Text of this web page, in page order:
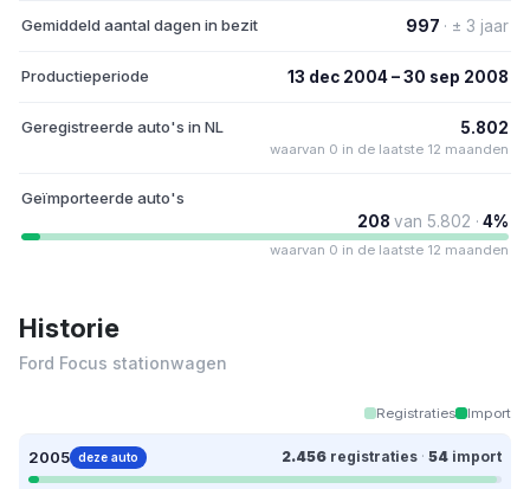
Gemiddeld aantal dagen in bezit 997 · ± 3 jaar
Productieperiode 13 dec 2004 – 30 sep 2008
Geregistreerde auto's in NL 5.802
waarvan 0 in de laatste 12 maanden
Geïmporteerde auto's
208 van 5.802 · 4%
waarvan 0 in de laatste 12 maanden
Historie
Ford Focus stationwagen
Registraties Import
2005 deze auto 2.456 registraties · 54 import